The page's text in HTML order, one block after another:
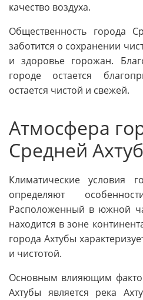
качество воздуха.
Общественность города
заботится о сохранении
и здоровье горожан.
городе остается
остается чистой и свежей.
Атмосфера
Средней
Климатические условия
определяют
Расположенный в южной
находится в зоне
города Ахтубы
и чистотой.
Основным влияющим
Ахтубы является река